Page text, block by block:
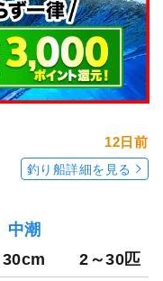
12日前
釣り船詳細を見る
中潮
2～30匹